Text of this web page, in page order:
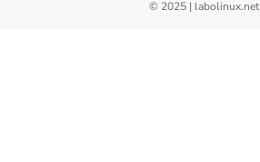
© 2025 | labolinux.net